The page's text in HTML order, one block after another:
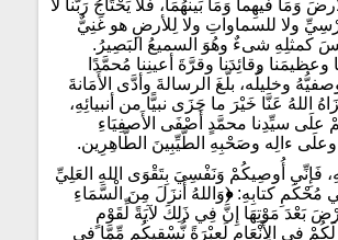
وَمَا فيهِما وَمَا بَينهُمَا، فَلا يَحْتَاجُ رَبُّنا لا
ولا للسماواتِ ولا لِلأرضِ هو غَنِيٌّ
كمثلِهِ شىءٌ وهُوَ السميعُ البَصِيرُ.
وقائِدَنا وقرَّةَ أعينِنا مُحمَّدًا
وخليلُه، بلَّغَ الرسالةَ وأدَّى الأَمَانةَ
اللهُ عَنَّا خَيْرَ ما جَزَى نبيًّا من أنبيائِهِ،
علَى سيِّدِنا محمَّدٍ أَصْفَى الأَصفِيَاءِ
وعلَى ءالِه وصَحْبِهِ الطَّيِّبِينَ الطَّاهِرِين.
فَإِنِّي أُوصِيكُمْ وَنَفْسِيَ بِتَقْوَى اللهِ العَلِيِّ
في مُحْكَمِ كتابِهِ:﴿وَاللهُ أَنزَلَ مِنَ الْسَّمَاءِ
بَعْدَ مَوْتِهَا إِنَّ فِي ذَلِكَ لآيَةً لِّقَوْمٍ
فِي الأَنْعَامِ لَعِبْرَةً نُّسْقِيكُم مِّمَّا فِي